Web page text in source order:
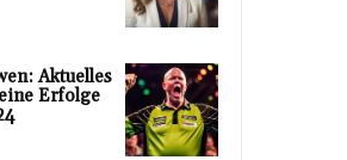
Aktuelles
Erfolge